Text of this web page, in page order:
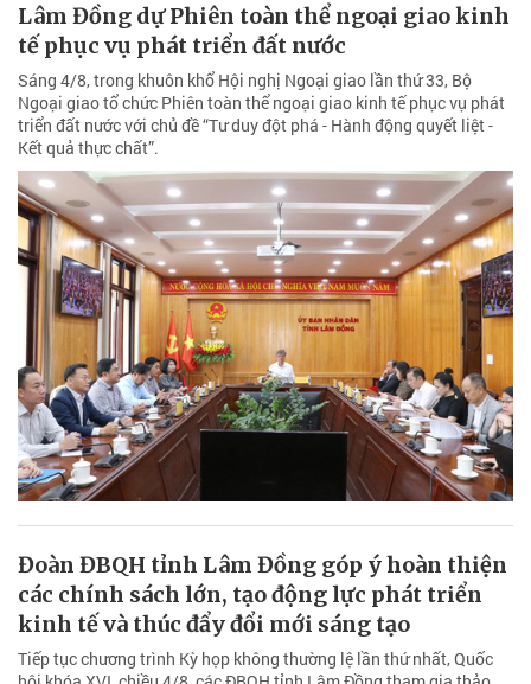
Lâm Đồng dự Phiên toàn thể ngoại giao kinh
tế phục vụ phát triển đất nước
Sáng 4/8, trong khuôn khổ Hội nghị Ngoại giao lần thứ 33, Bộ
Ngoại giao tổ chức Phiên toàn thể ngoại giao kinh tế phục vụ phát
triển đất nước với chủ đề “Tư duy đột phá - Hành động quyết liệt -
Kết quả thực chất”.
Đoàn ĐBQH tỉnh Lâm Đồng góp ý hoàn thiện
các chính sách lớn, tạo động lực phát triển
kinh tế và thúc đẩy đổi mới sáng tạo
Tiếp tục chương trình Kỳ họp không thường lệ lần thứ nhất, Quốc